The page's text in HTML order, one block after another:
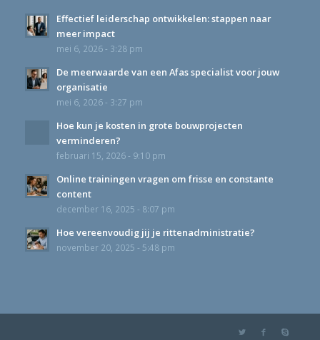
Effectief leiderschap ontwikkelen: stappen naar
meer impact
mei 6, 2026 - 3:28 pm
De meerwaarde van een Afas specialist voor jouw
organisatie
mei 6, 2026 - 3:27 pm
Hoe kun je kosten in grote bouwprojecten
verminderen?
februari 15, 2026 - 9:10 pm
Online trainingen vragen om frisse en constante
content
december 16, 2025 - 8:07 pm
Hoe vereenvoudig jij je rittenadministratie?
november 20, 2025 - 5:48 pm